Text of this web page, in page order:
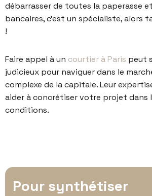
débarrasser de toutes la paperasse
bancaires, c’est un spécialiste, alors
!
Faire appel à un courtier à Paris peut
judicieux pour naviguer dans le
complexe de la capitale. Leur
aider à concrétiser votre projet dans
conditions.
Pour synthétiser